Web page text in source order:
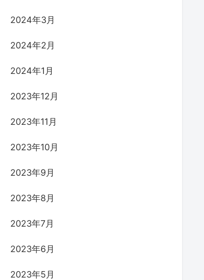
2024年3月
2024年2月
2024年1月
2023年12月
2023年11月
2023年10月
2023年9月
2023年8月
2023年7月
2023年6月
2023年5月